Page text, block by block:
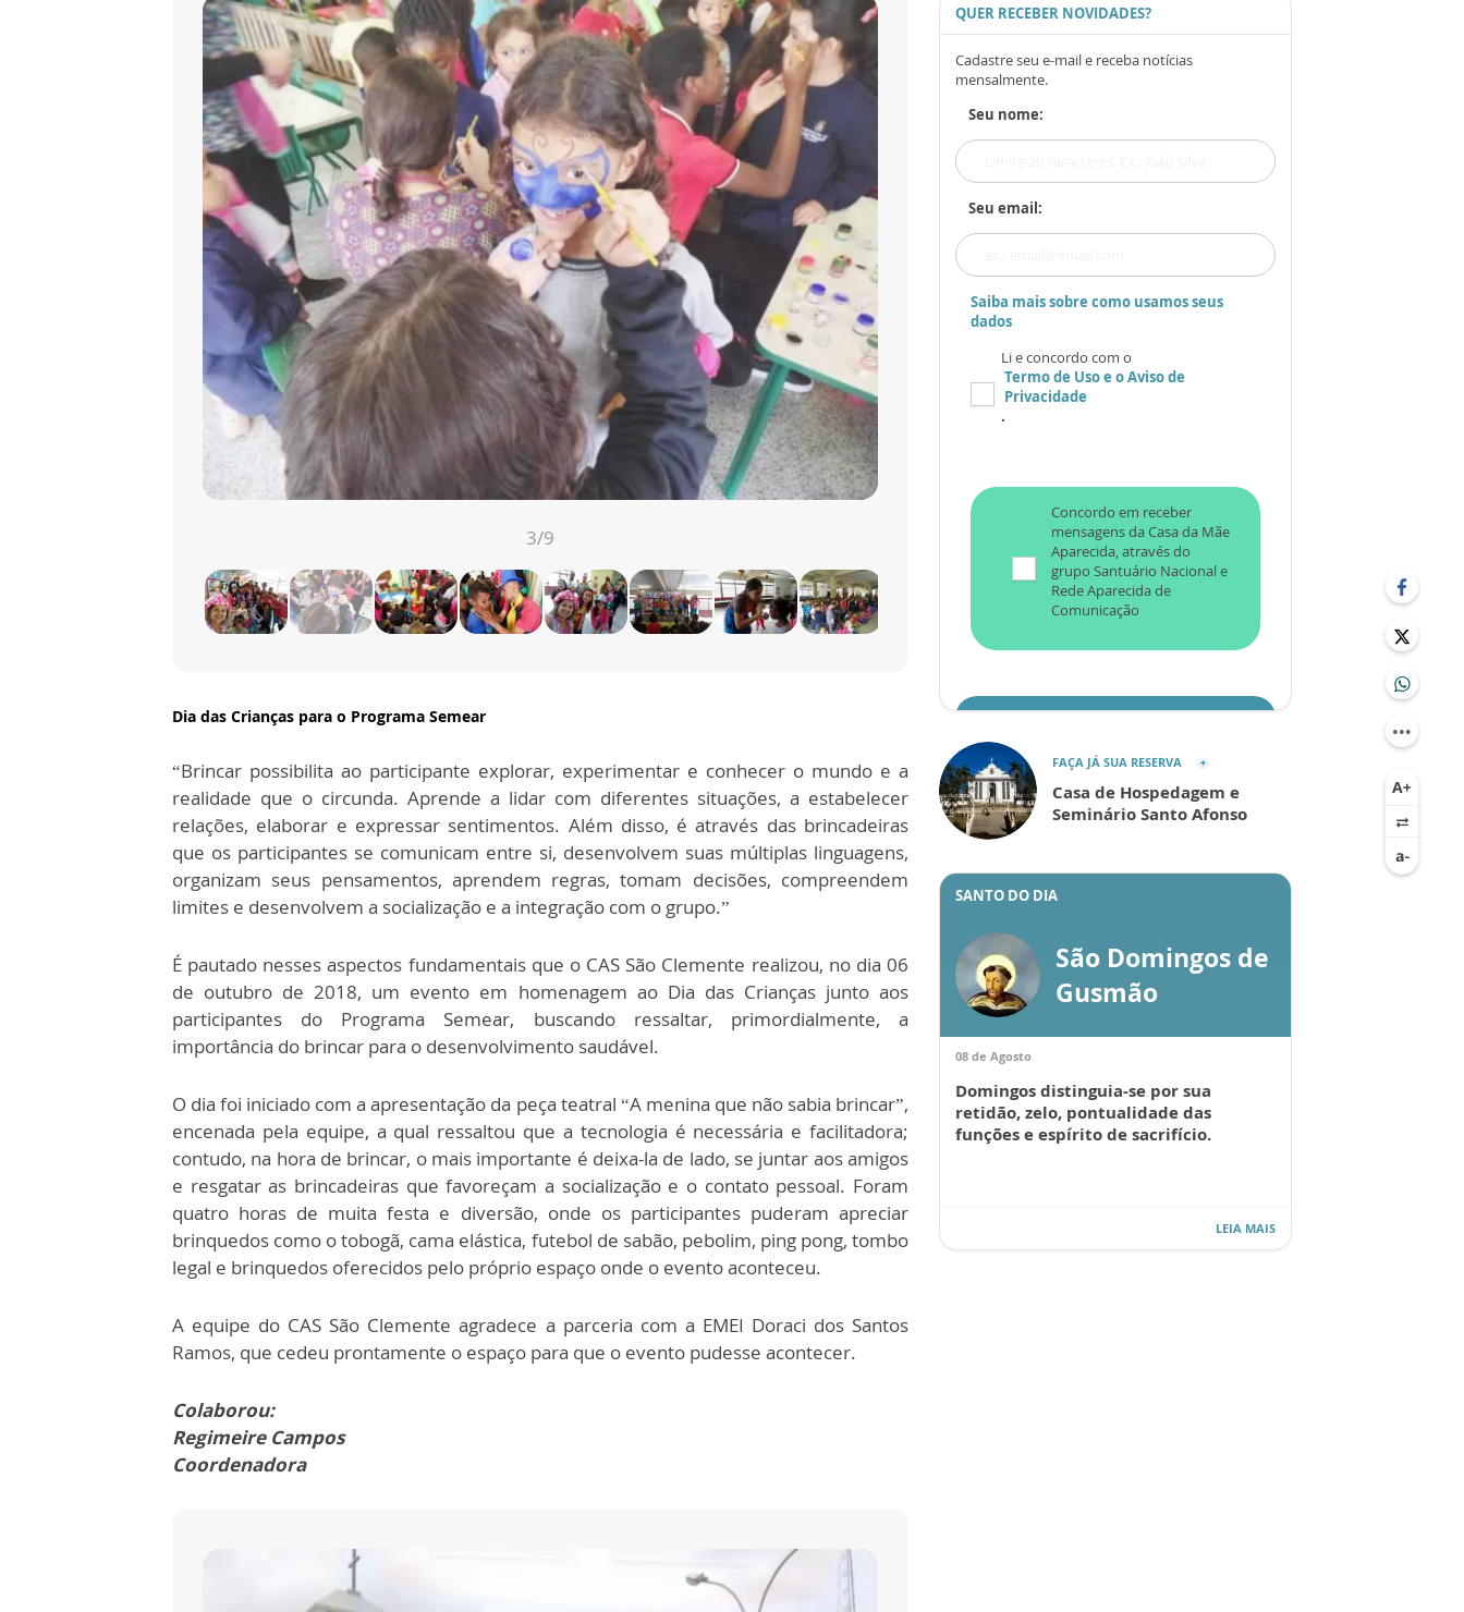
3/9
Dia das Crianças para o Programa Semear
“Brincar possibilita ao participante explorar, experimentar e conhecer o mundo e a
realidade que o circunda. Aprende a lidar com diferentes situações, a estabelecer
relações, elaborar e expressar sentimentos. Além disso, é através das brincadeiras
que os participantes se comunicam entre si, desenvolvem suas múltiplas linguagens,
organizam seus pensamentos, aprendem regras, tomam decisões, compreendem
limites e desenvolvem a socialização e a integração com o grupo.”
É pautado nesses aspectos fundamentais que o CAS São Clemente realizou, no dia 06
de outubro de 2018, um evento em homenagem ao Dia das Crianças junto aos
participantes do Programa Semear, buscando ressaltar, primordialmente, a
importância do brincar para o desenvolvimento saudável.
O dia foi iniciado com a apresentação da peça teatral “A menina que não sabia brincar”,
encenada pela equipe, a qual ressaltou que a tecnologia é necessária e facilitadora;
contudo, na hora de brincar, o mais importante é deixa-la de lado, se juntar aos amigos
e resgatar as brincadeiras que favoreçam a socialização e o contato pessoal. Foram
quatro horas de muita festa e diversão, onde os participantes puderam apreciar
brinquedos como o tobogã, cama elástica, futebol de sabão, pebolim, ping pong, tombo
legal e brinquedos oferecidos pelo próprio espaço onde o evento aconteceu.
A equipe do CAS São Clemente agradece a parceria com a EMEI Doraci dos Santos
Ramos, que cedeu prontamente o espaço para que o evento pudesse acontecer.
Colaborou:
Regimeire Campos
Coordenadora
QUER RECEBER NOVIDADES?
Cadastre seu e-mail e receba notícias
mensalmente.
Seu nome:
Seu email:
Saiba mais sobre como usamos seus
dados
Li e concordo com o
Termo de Usoe oAviso de
Privacidade
.
Concordo em receber
mensagens da Casa da Mãe
Aparecida, através do
grupo Santuário Nacional e
Rede Aparecida de
Comunicação
ENVIAR
FAÇA JÁ SUA RESERVA
Casa de Hospedagem e
Seminário Santo Afonso
SANTO DO DIA
São Domingos de
Gusmão
08 de Agosto
Domingos distinguia-se por sua
retidão, zelo, pontualidade das
funções e espírito de sacrifício.
LEIA MAIS